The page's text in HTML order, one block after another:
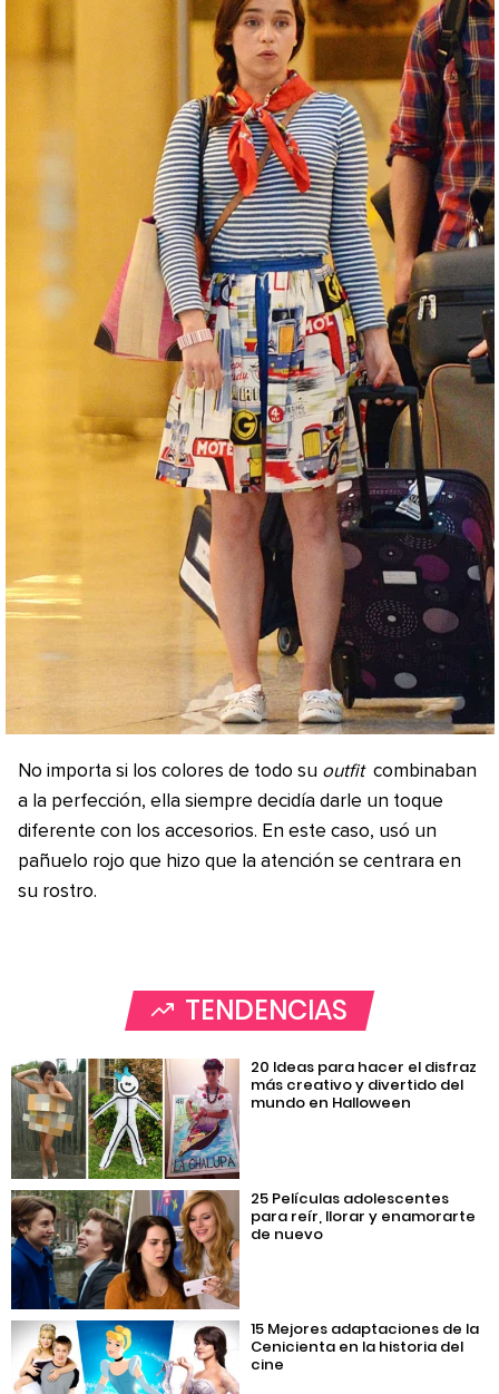
No importa si los colores de todo su outfit combinaban
a la perfección, ella siempre decidía darle un toque
diferente con los accesorios. En este caso, usó un
pañuelo rojo que hizo que la atención se centrara en
su rostro.
TENDENCIAS
20 Ideas para hacer el disfraz
más creativo y divertido del
mundo en Halloween
25 Películas adolescentes
para reír, llorar y enamorarte
de nuevo
15 Mejores adaptaciones de la
Cenicienta en la historia del
cine